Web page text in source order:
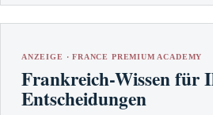
ANZEIGE · FRANCE PREMIUM ACADEMY
Frankreich-Wissen für
Entscheidungen